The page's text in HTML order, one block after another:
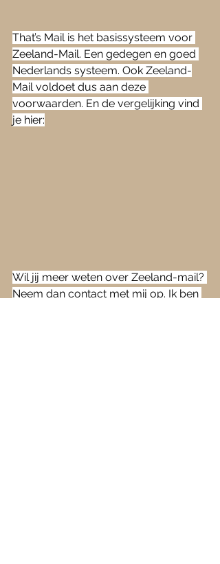
That’s Mail is het basissysteem voor
Zeeland-Mail. Een gedegen en goed
Nederlands systeem. Ook Zeeland-
Mail voldoet dus aan deze
voorwaarden. En de vergelijking vind
je hier:
Wil jij meer weten over Zeeland-mail?
Neem dan contact met mij op. Ik ben